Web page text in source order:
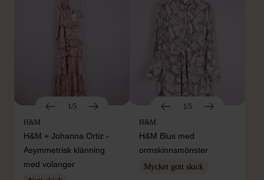
1/5
H&M
H&M + Johanna Ortiz -
Asymmetrisk klänning
med volanger
1/5
H&M
H&M Blus med
ormskinnsmönster
Mycket gott skick